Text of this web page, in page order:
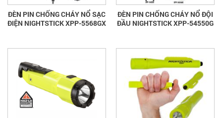
ĐÈN PIN CHỐNG CHÁY NỔ SẠC
ĐIỆN NIGHTSTICK XPP-5568GX
ĐÈN PIN CHỐNG CHÁY NỔ ĐỘI
ĐẦU NIGHTSTICK XPP-54550G